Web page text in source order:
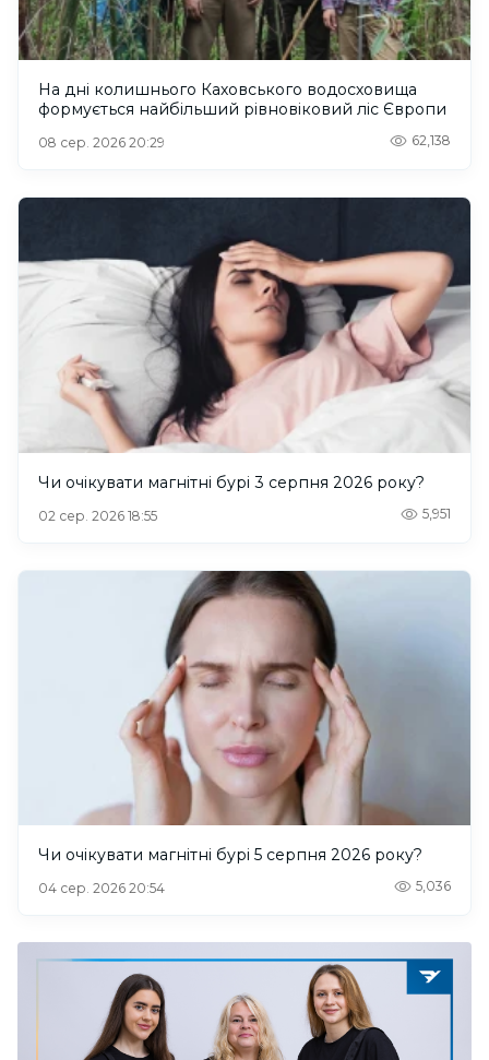
На дні колишнього Каховського водосховища
формується найбільший рівновіковий ліс Європи
08 сер. 2026 20:29 62,138
Чи очікувати магнітні бурі 3 серпня 2026 року?
02 сер. 2026 18:55 5,951
Чи очікувати магнітні бурі 5 серпня 2026 року?
04 сер. 2026 20:54 5,036